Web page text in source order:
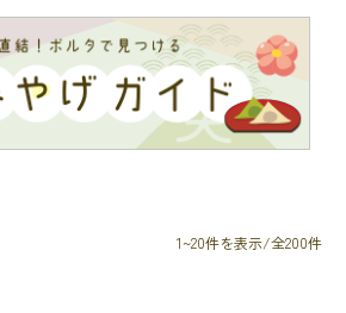
1~20件を表示/全200件